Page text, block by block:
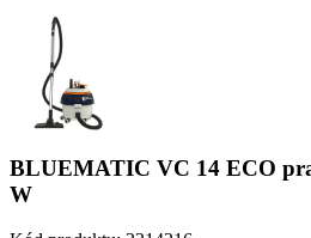
BLUEMATIC VC 14 ECO
W